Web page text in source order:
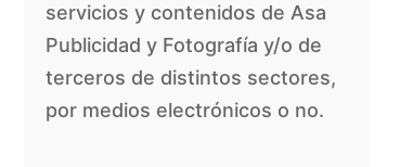
servicios y contenidos de Asa
Publicidad y Fotografía y/o de
terceros de distintos sectores,
por medios electrónicos o no.